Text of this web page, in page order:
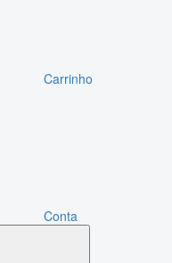
Carrinho
Conta